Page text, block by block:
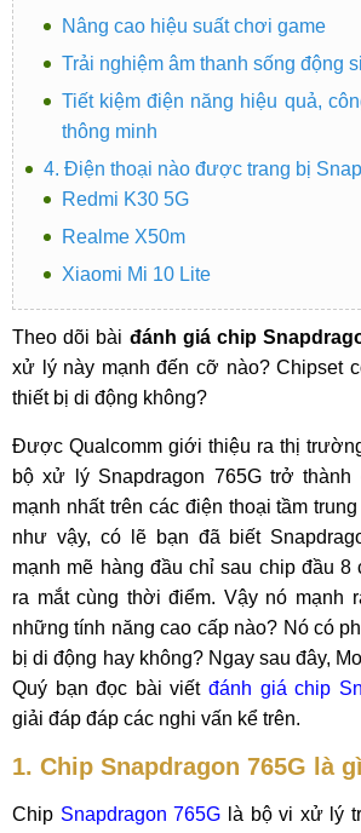
Nâng cao hiệu suất chơi game
Trải nghiệm âm thanh sống động
Tiết kiệm điện năng hiệu quả,
thông minh
4. Điện thoại nào được trang bị
Redmi K30 5G
Realme X50m
Xiaomi Mi 10 Lite
Theo dõi bài đánh giá chip
xử lý này mạnh đến cỡ nào? Chipset
thiết bị di động không?
Được Qualcomm giới thiệu ra thị
bộ xử lý Snapdragon 765G trở thành
mạnh nhất trên các điện thoại tầm
như vậy, có lẽ bạn đã biết
mạnh mẽ hàng đầu chỉ sau chip đầu 8
ra mắt cùng thời điểm. Vậy nó mạnh
những tính năng cao cấp nào? Nó có
bị di động hay không? Ngay sau đây,
Quý bạn đọc bài viết đánh giá chip
giải đáp đáp các nghi vấn kể trên.
1. Chip Snapdragon 765G là
Chip Snapdragon 765G là bộ vi xử lý